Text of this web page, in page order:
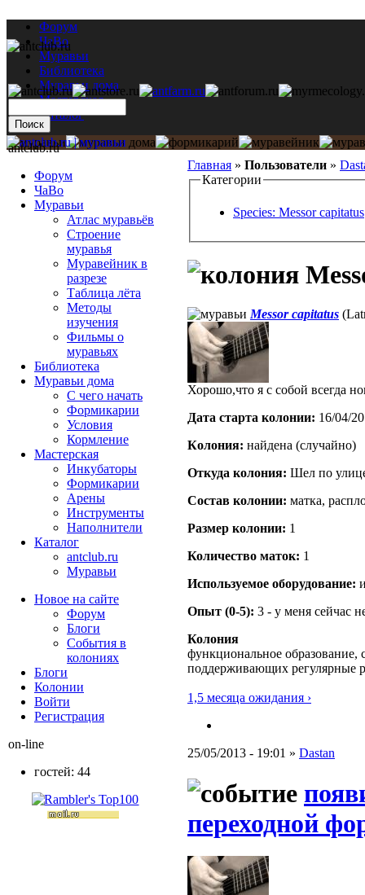
Форум
ЧаВо
Муравьи
Библиотека
Муравьи дома
Мастерская
Каталог
Главная » Пользователи »
Категории
Species: Messor capitatus
Messor capitatus
Хорошо,что я с собой всегда
Дата старта кoлонии: 16/04/
Кoлония: найдена (случайно)
Откуда кoлония: Шел по
Состав кoлонии: матка,
Размер кoлонии: 1
Количество маток: 1
Используемое оборудование:
Опыт (0-5): 3 - у меня сейчас
Колония
функциональное образование,
поддерживающих регулярные
1,5 месяца ожидания ›
25/05/2013 - 19:01 » Dastan
переходной
antclub.ru
Форум
ЧаВо
Муравьи
Атлас муравьёв
Строение
муравья
Муравейник в
разрезе
Таблица лёта
Методы
изучения
Фильмы о
муравьях
Библиотека
Муравьи дома
С чего начать
Формикарии
Условия
Кормление
Мастерская
Инкубаторы
Формикарии
Арены
Инструменты
Наполнители
Каталог
antclub.ru
Муравьи
Новое на сайте
Форум
Блоги
События в
колониях
Блоги
Колонии
Войти
Peгиcтpaция
on-line
гостей: 44